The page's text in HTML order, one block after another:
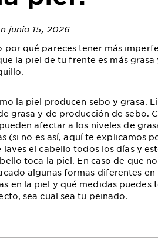
junio 15, 2026
por qué pareces tener más
la piel de tu frente es más grasa
la piel producen sebo y grasa.
grasa y de producción de sebo.
afectar a los niveles de
(si no es así, aquí te explicamos
el cabello todos los días y
toca la piel. En caso de que
algunas formas diferentes
en la piel y qué medidas
sea cual sea tu peinado.